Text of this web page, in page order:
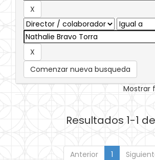
Comenzar nueva busqueda
Mostrar
Resultados 1-1 de
Anterior 1